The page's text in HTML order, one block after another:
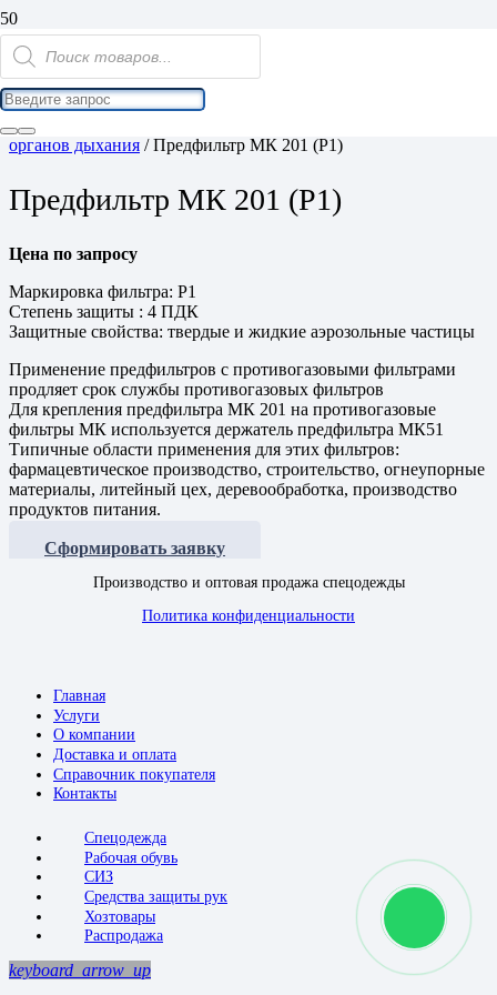
Поиск
товаров
Home
органов дыхания / Предфильтр МК 201 (Р1)
Предфильтр МК 201 (Р1)
Цена по запросу
Маркировка фильтра: Р1
Степень защиты : 4 ПДК
Защитные свойства: твердые и жидкие аэрозольные частицы
Применение предфильтров с противогазовыми фильтрами
продляет срок службы противогазовых фильтров
Для крепления предфильтра МК 201 на противогазовые
фильтры МК используется держатель предфильтра МК51
Типичные области применения для этих фильтров:
фармацевтическое производство, строительство, огнеупорные
материалы, литейный цех, деревообработка, производство
продуктов питания.
Сформировать заявку
Производство и оптовая продажа спецодежды
Политика конфиденциальности
Главная
Услуги
О компании
Доставка и оплата
Справочник покупателя
Контакты
Спецодежда
Рабочая обувь
СИЗ
Средства защиты рук
Хозтовары
Распродажа
keyboard_arrow_up